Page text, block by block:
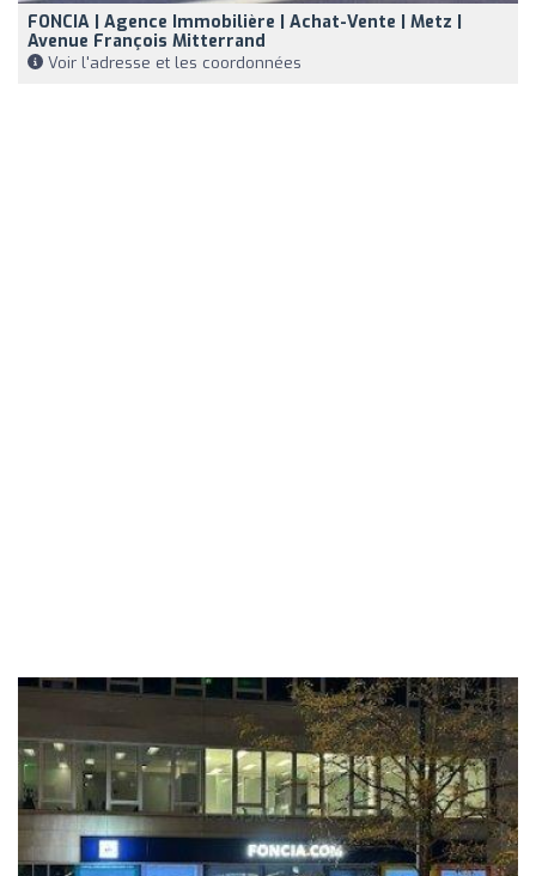
FONCIA | Agence Immobilière | Achat-Vente | Metz |
Avenue François Mitterrand
Voir l'adresse et les coordonnées